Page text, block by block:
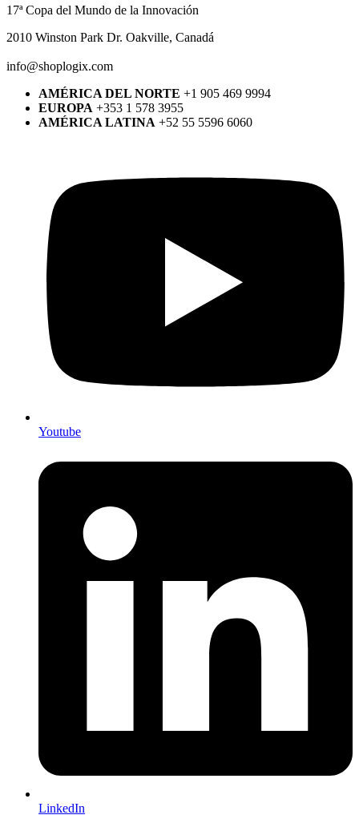
17ª Copa del Mundo de la Innovación
2010 Winston Park Dr. Oakville, Canadá
info@shoplogix.com
AMÉRICA DEL NORTE +1 905 469 9994
EUROPA +353 1 578 3955
AMÉRICA LATINA +52 55 5596 6060
Youtube
LinkedIn